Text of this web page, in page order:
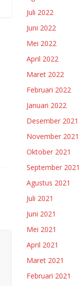
Juli 2022
Juni 2022
Mei 2022
April 2022
Maret 2022
Februari 2022
Januari 2022
Desember 2021
November 2021
Oktober 2021
September 2021
Agustus 2021
Juli 2021
Juni 2021
Mei 2021
April 2021
Maret 2021
Februari 2021